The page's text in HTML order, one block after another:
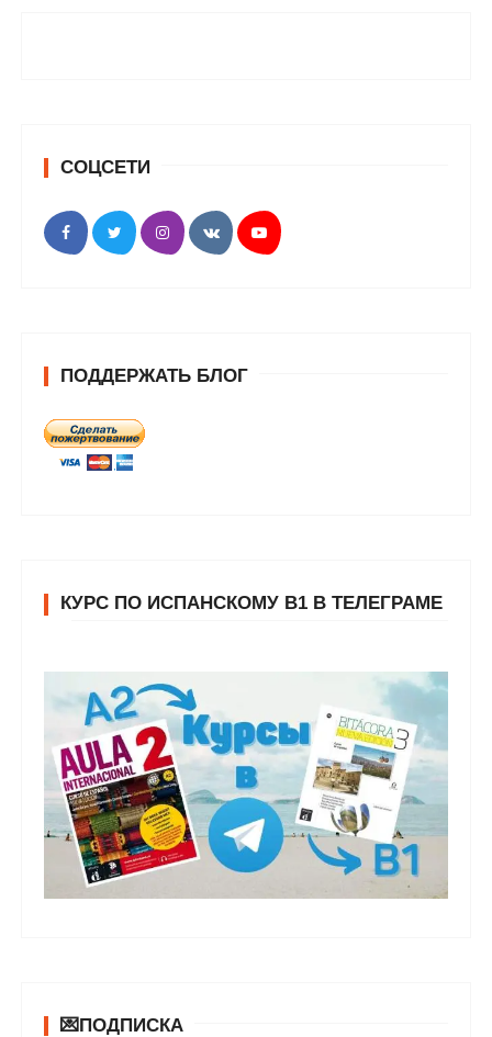
СОЦСЕТИ
ПОДДЕРЖАТЬ БЛОГ
КУРС ПО ИСПАНСКОМУ В1 В ТЕЛЕГРАМЕ
💌ПОДПИСКА